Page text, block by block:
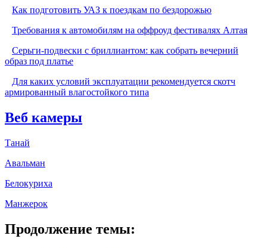
Как подготовить УАЗ к поездкам по бездорожью
Требования к автомобилям на оффроуд фестивалях Алтая
Серьги-подвески с бриллиантом: как собрать вечерний
образ под платье
Для каких условий эксплуатации рекомендуется скотч
армированный влагостойкого типа
Веб камеры
Танай
Авальман
Белокуриха
Манжерок
Продолжение темы: